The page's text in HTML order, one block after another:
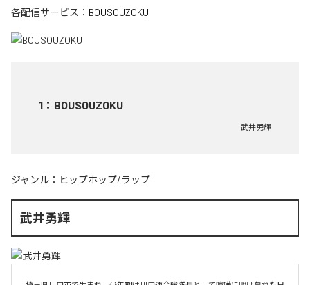
各配信サービス： BOUSOUZOKU
1 ： BOUSOUZOKU
武井勇輝
ジャンル： ヒップホップ/ラップ
武井勇輝